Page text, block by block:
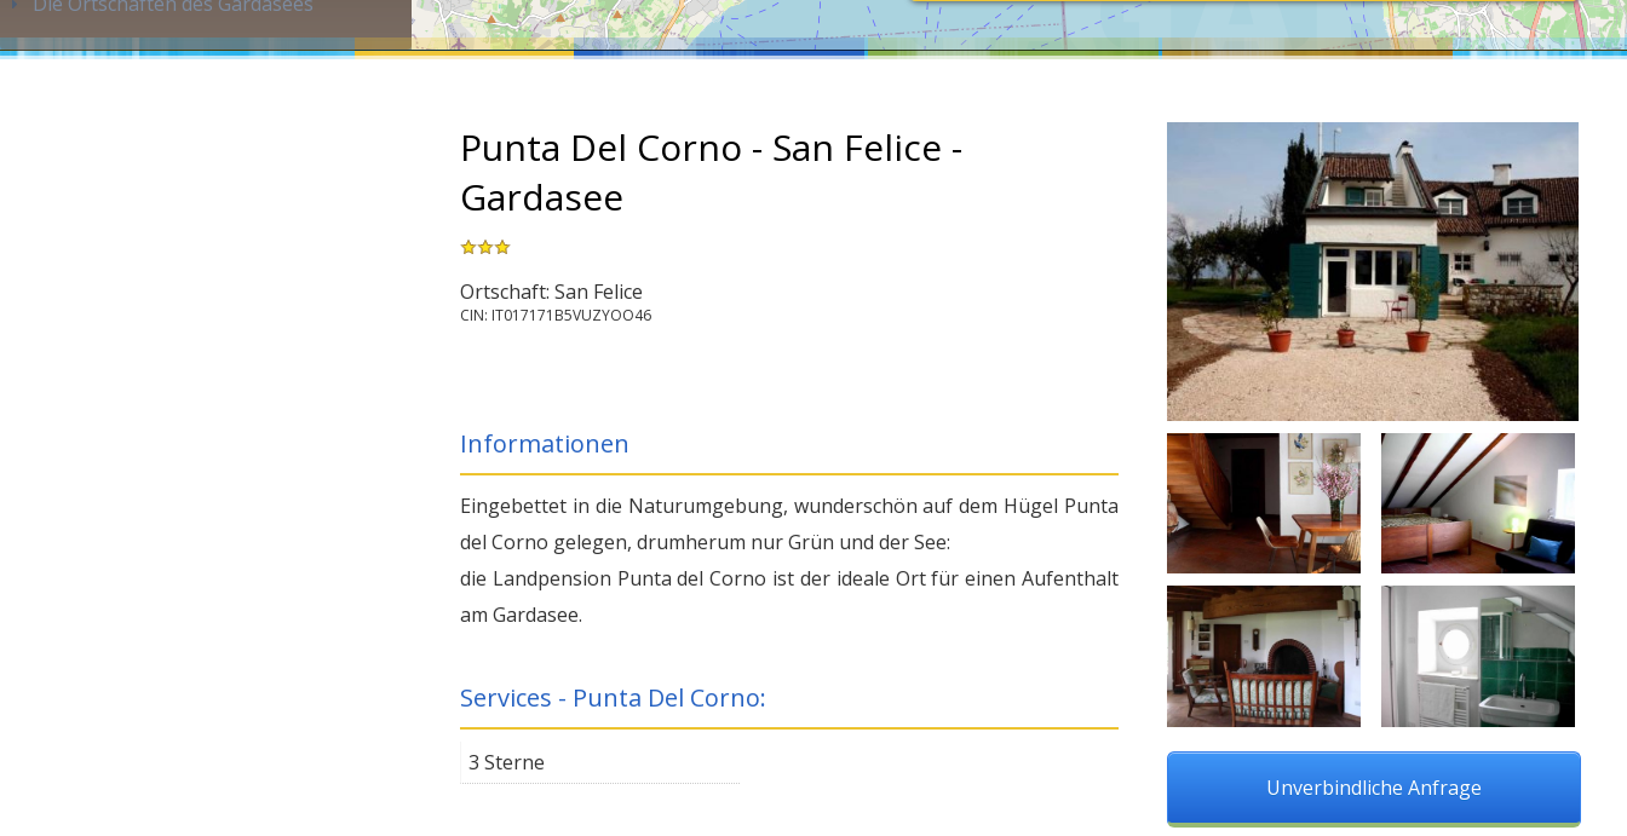
Punta Del Corno - San Felice -
Gardasee
Ortschaft: San Felice
CIN: IT017171B5VUZYOO46
Informationen
Eingebettet in die Naturumgebung, wunderschön auf dem Hügel Punta
del Corno gelegen, drumherum nur Grün und der See:
die Landpension Punta del Corno ist der ideale Ort für einen Aufenthalt
am Gardasee.
Services - Punta Del Corno:
3 Sterne
Unverbindliche Anfrage